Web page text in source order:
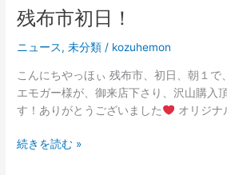
残布市初日！
ニュース,未分類 / kozuhemon
こんにちやっほぃ 残布市、初日、朝１で
エモガー様が、御来店下さり、沢山購入
す！ありがとうございました
オリジナ
続きを読む »